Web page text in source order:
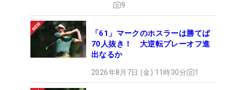
9
「61」マークのホスラーは勝てば
70人抜き！ 大逆転プレーオフ進
出なるか
2026年8月7日 (金) 11時30分 1